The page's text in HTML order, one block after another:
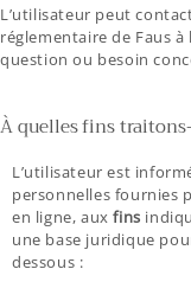
L’utilisateur peut
réglementaire de Faus à
question ou besoin
À quelles fins
L’utilisateur est
personnelles fournies
en ligne, auxfins
une base juridique
dessous :